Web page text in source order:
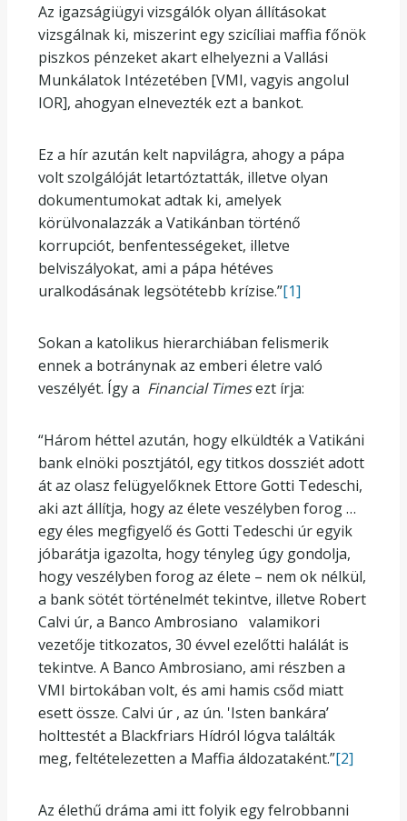
Az igazságiügyi vizsgálók olyan állításokat
vizsgálnak ki, miszerint egy szicíliai maffia főnök
piszkos pénzeket akart elhelyezni a Vallási
Munkálatok Intézetében [VMI, vagyis angolul
IOR], ahogyan elnevezték ezt a bankot.
Ez a hír azután kelt napvilágra, ahogy a pápa
volt szolgálóját letartóztatták, illetve olyan
dokumentumokat adtak ki, amelyek
körülvonalazzák a Vatikánban történő
korrupciót, benfentességeket, illetve
belviszályokat, ami a pápa hétéves
uralkodásának legsötétebb krízise.”[1]
Sokan a katolikus hierarchiában felismerik
ennek a botránynak az emberi életre való
veszélyét. Így a Financial Timesezt írja:
“Három héttel azután, hogy elküldték a Vatikáni
bank elnöki posztjától, egy titkos dossziét adott
át az olasz felügyelőknek Ettore Gotti Tedeschi,
aki azt állítja, hogy az élete veszélyben forog …
egy éles megfigyelő és Gotti Tedeschi úr egyik
jóbarátja igazolta, hogy tényleg úgy gondolja,
hogy veszélyben forog az élete – nem ok nélkül,
a bank sötét történelmét tekintve, illetve Robert
Calvi úr, a Banco Ambrosiano valamikori
vezetője titkozatos, 30 évvel ezelőtti halálát is
tekintve. A Banco Ambrosiano, ami részben a
VMI birtokában volt, és ami hamis csőd miatt
esett össze. Calvi úr , az ún. 'Isten bankára’
holttestét a Blackfriars Hídról lógva találták
meg, feltételezetten a Maffia áldozataként.”[2]
Az élethű dráma ami itt folyik egy felrobbanni